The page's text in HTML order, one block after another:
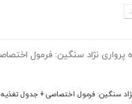
نژاد سنگین: فرمول اختصاصی + جدول تغذیه